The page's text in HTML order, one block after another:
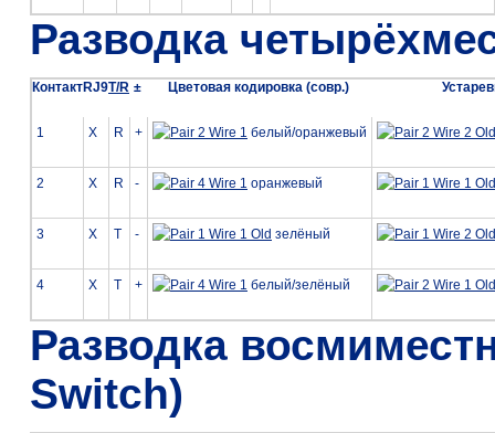
Разводка
КонтактRJ9T/R ± Цветовая кодировка (совр.)
1 X R + белый/оранжевый
2 X R - оранжевый
3 X T - зелёный
4 X T + белый/зелёный
Разводка
Switch)